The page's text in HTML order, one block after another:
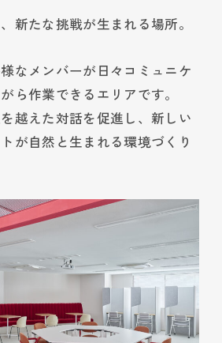
新たな挑戦が生まれる場所。
なメンバーが日々コミュニケ
ら作業できるエリアです。
越えた対話を促進し、新しい
が自然と生まれる環境づくり